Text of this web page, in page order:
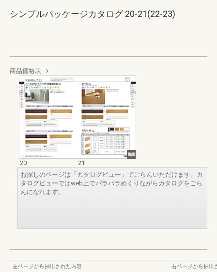
シンプルパッケージカタログ 20-21(22-23)
商品価格表
20
21
お探しのページは「カタログビュー」でごらんいただけます。カ
タログビューではweb上でパラパラめくりながらカタログをごら
んになれます。
左ページから抽出された内容
右ページから抽出